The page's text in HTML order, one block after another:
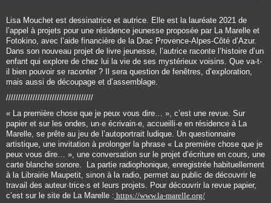
Lisa Mouchet est dessinatrice et autrice. Elle est la lauréate 2021 de
l’appel à projets pour une résidence jeunesse proposée par La Marelle et
Fotokino, avec l’aide financière de la Drac Provence-Alpes-Côté d’Azur.
Dans son nouveau projet de livre jeunesse, l’autrice raconte l’histoire d’un
enfant qui explore de chez lui la vie de ses mystérieux voisins. Que va-t-
il bien pouvoir se raconter ? Il sera question de fenêtres, d’exploration,
mais aussi de découpage et d’assemblage.
////////////////////////////////////
« La première chose que je peux vous dire… », c’est une revue. Sur
papier et sur les ondes, un·e écrivain·e, accueilli·e en résidence à La
Marelle, se prête au jeu de l’autoportrait ludique. Un questionnaire
artistique, une invitation à prolonger la phrase « La première chose que je
peux vous dire… », une conversation sur le projet d’écriture en cours, une
carte blanche sonore. La partie radiophonique, enregistrée habituellement
à la Librairie Maupetit, sinon à la radio, permet au public de découvrir le
travail des auteur·trice·s et leurs projets. Pour découvrir la revue papier,
c’est sur le site de La Marelle : https://www.la-marelle.org/